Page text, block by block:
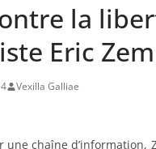
la
Eric
Vexilla Galliae
une chaîne d’information,